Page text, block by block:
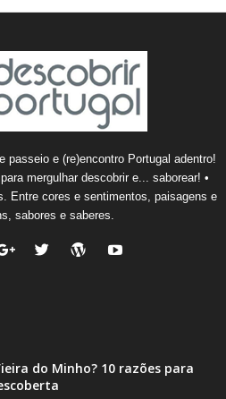
passeio e (re)encontro Portugal adentro!
mergulhar descobrir e... saborear! •
Entre cores e sentimentos, paisagens e
sabores e saberes.
do Minho? 10 razões para